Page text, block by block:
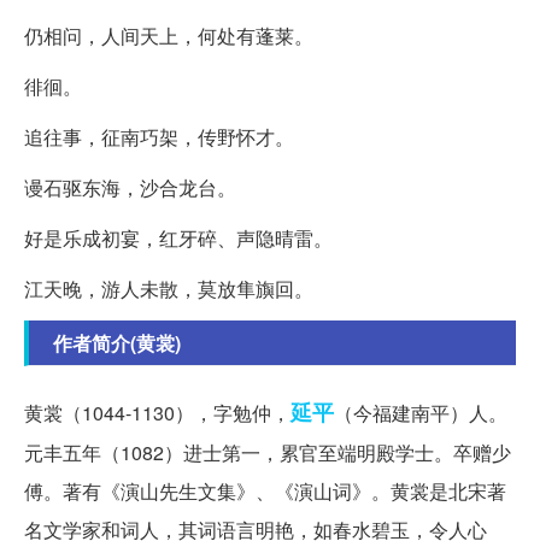
仍相问，人间天上，何处有蓬莱。
徘徊。
追往事，征南巧架，传野怀才。
谩石驱东海，沙合龙台。
好是乐成初宴，红牙碎、声隐晴雷。
江天晚，游人未散，莫放隼旟回。
作者简介(黄裳)
黄裳（1044-1130），字勉仲， 延平 （今福建南平）人。
元丰五年（1082）进士第一，累官至端明殿学士。卒赠少
傅。著有《演山先生文集》、《演山词》。黄裳是北宋著
名文学家和词人，其词语言明艳，如春水碧玉，令人心